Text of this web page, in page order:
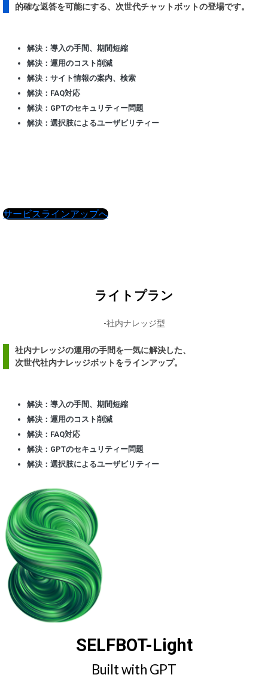
的確な返答を可能にする、次世代チャットボットの登場です。
解決：導入の手間、期間短縮
解決：運用のコスト削減
解決：サイト情報の案内、検索
解決：FAQ対応
解決：GPTのセキュリティー問題
解決：選択肢によるユーザビリティー
サービスラインアップへ
ライトプラン
-社内ナレッジ型
社内ナレッジの運用の手間を一気に解決した、
次世代社内ナレッジボットをラインアップ。
解決：導入の手間、期間短縮
解決：運用のコスト削減
解決：FAQ対応
解決：GPTのセキュリティー問題
解決：選択肢によるユーザビリティー
SELFBOT-Light
Built with GPT